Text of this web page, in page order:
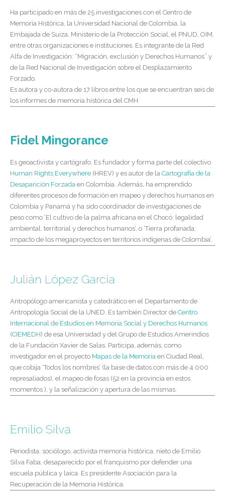
Ha participado en más de 25 investigaciones con el Centro de
Memoria Histórica, la Universidad Nacional de Colombia, la
Embajada de Suiza, Ministerio de la Protección Social, el PNUD, OIM,
entre otras organizaciones e instituciones. Es integrante de la Red
Alfa de Investigación: “Migración, exclusión y Derechos Humanos” y
de la Red Nacional de Investigación sobre el Desplazamiento
Forzado.
Es autora y co-autora de 17 libros entre los que se encuentran seis de
los informes de memoria histórica del CMH.
Fidel Mingorance
Es geoactivista y cartógrafo. Es fundador y forma parte del colectivo
Human Rights Everywhere (HREV) y es autor de la Cartografía de la
Desaparición Forzada en Colombia. Además, ha emprendido
diferentes procesos de formación en mapeo y derechos humanos en
Colombia y Panamá y ha sido coordinador de investigaciones de
peso como ‘El cultivo de la palma africana en el Chocó: legalidad
ambiental, territorial y derechos humanos’, o ‘Tierra profanada:
impacto de los megaproyectos en territorios indígenas de Colombia’.
Julián López García
Antropólogo americanista y catedrático en el Departamento de
Antropología Social de la UNED. Es también Director de Centro
Internacional de Estudios en Memoria Social y Derechos Humanos
(CIEMEDH) de esa Universidad y del Grupo de Estudios Amerindios
de la Fundación Xavier de Salas. Participa, además, como
investigador en el proyecto Mapas de la Memoria en Ciudad Real,
que cobija ‘Todos los nombres’ (la base de datos con más de 4.000
represaliados), el mapeo de fosas (52 en la provincia en estos
momentos ), y la señalización y apertura de las mismas.
Emilio Silva
Periodista, sociólogo, activista memoria histórica, nieto de Emilio
Silva Faba, desaparecido por el franquismo por defender una
escuela pública y laica. Es presidente Asociación para la
Recuperación de la Memoria Histórica.